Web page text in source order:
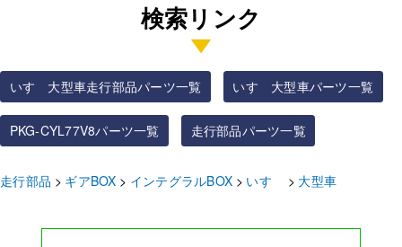
検索リンク
いすゞ大型車走行部品パーツ一覧 いすゞ大型車パーツ一覧
PKG-CYL77V8パーツ一覧 走行部品パーツ一覧
走行部品 ギアBOX インテグラルBOX いすゞ 大型車